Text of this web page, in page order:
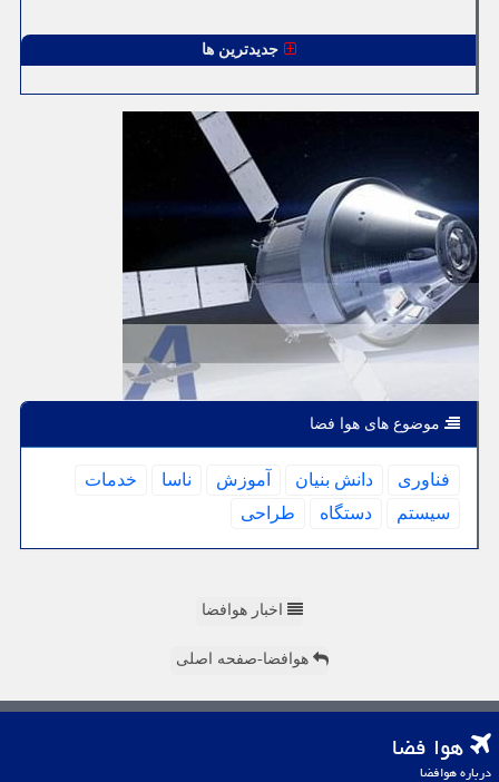
جدیدترین ها
موضوع های هوا فضا
فناوری دانش بنیان آموزش ناسا
خدمات
سیستم
دستگاه طراحی
اخبار هوافضا
هوافضا-صفحه اصلی
هوا فضا
درباره هوافضا